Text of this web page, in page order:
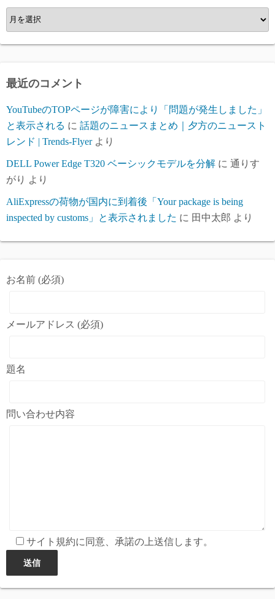
ア
ー
カ
ブ
最近のコメント
YouTubeのTOPページが障害により「問題が発生しました」
と表示される に 話題のニュースまとめ｜夕方のニュースト
レンド | Trends-Flyerより
DELL Power Edge T320 ベーシックモデルを分解 に 通りす
がり より
AliExpressの荷物が国内に到着後「Your package is being
inspected by customs」と表示されました に 田中太郎 より
お名前 (必須)
メールアドレス (必須)
題名
問い合わせ内容
サイト規約に同意、承諾の上送信します。